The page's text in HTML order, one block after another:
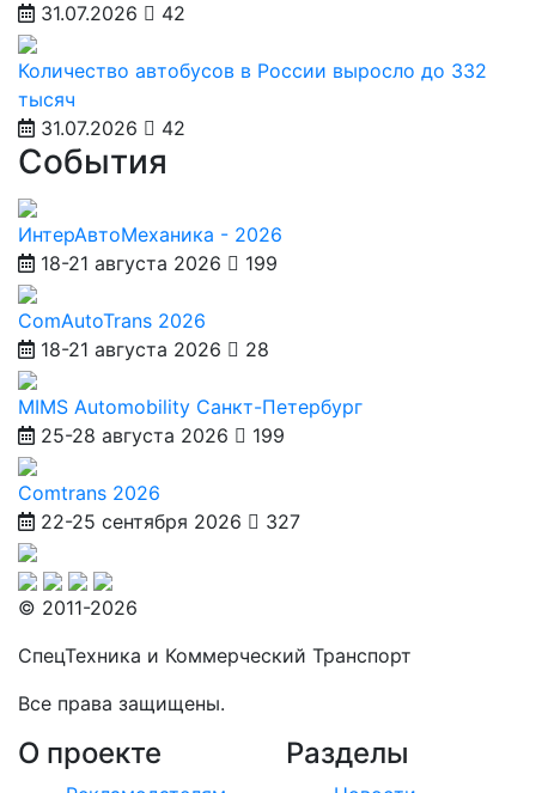
31.07.2026
42
Количество автобусов в России выросло до 332
тысяч
31.07.2026
42
События
ИнтерАвтоМеханика - 2026
18-21 августа 2026
199
ComAutoTrans 2026
18-21 августа 2026
28
MIMS Automobility Санкт-Петербург
25-28 августа 2026
199
Comtrans 2026
22-25 сентября 2026
327
© 2011-2026
СпецТехника и Коммерческий Транспорт
Все права защищены.
О проекте Разделы